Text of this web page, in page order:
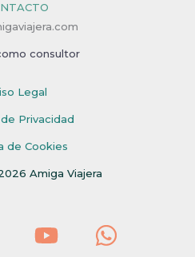
consultor
Legal
Privacidad
de Cookies
Amiga Viajera